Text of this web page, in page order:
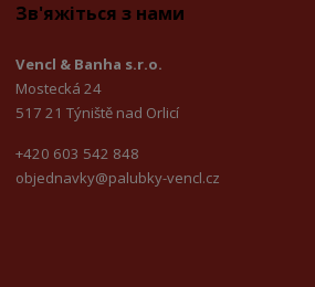
Зв'яжіться з нами
Vencl & Banha s.r.o.
Mostecká 24
517 21 Týniště nad Orlicí
+420 603 542 848
objednavky@palubky-vencl.cz